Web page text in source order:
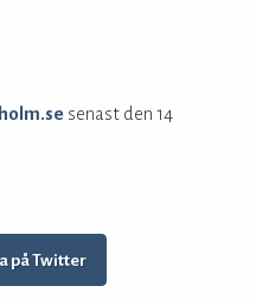
senast den 14
på Twitter